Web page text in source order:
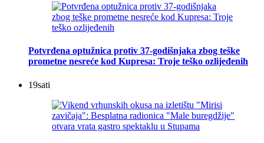
Potvrđena optužnica protiv 37-godišnjaka zbog teške
prometne nesreće kod Kupresa: Troje teško ozlijeđenih
19sati